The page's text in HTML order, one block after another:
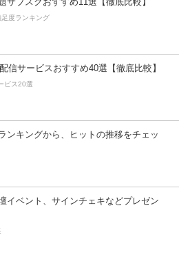
度ランキング
信サービスおすすめ40選【徹底比較】
ビス20選
ンキングから、ヒットの推移をチェッ
イベント、サインチェキなどプレゼン